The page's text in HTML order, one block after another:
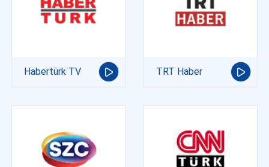
Habertürk TV TRT Haber